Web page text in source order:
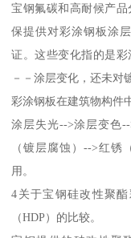
宝钢氟碳和高耐候产
保提供对彩涂钢板涂
证。这些变化指的是
－－涂层变化，还未对
彩涂钢板在建筑物构件
涂层失光-->涂层变色
（镀层腐蚀）-->红
用。
4关于宝钢硅改性聚
（HDP）的比较。